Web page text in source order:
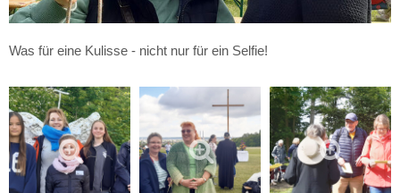
Was für eine Kulisse - nicht nur für ein Selfie!